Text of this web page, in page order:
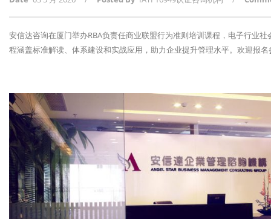
安信达咨询在厦门举办RBA负责任商业联盟行为准则培训课程，电子行业
程涵盖标准解读、体系建设和实战应用，助力企业提升管理水平。欢迎报